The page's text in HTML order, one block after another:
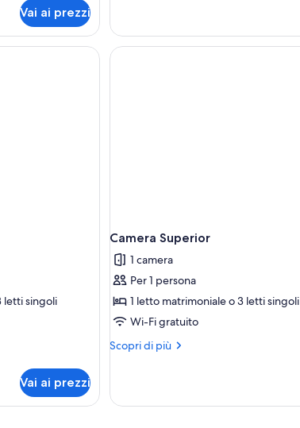
Vai ai prezzi
percorso
benessere
con una lampada.
letti singoli
Vai ai prezzi
Camera Superior
1 camera
Per 1 persona
1 letto matrimoniale o 3 letti singoli
Wi-Fi gratuito
Scopri di più
Altri
Superior